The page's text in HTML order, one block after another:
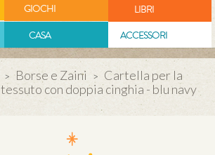
GIOCHI
LIBRI
CASA ACCESSORI
> Borse e Zaini > Cartella per la
con doppia cinghia - blu navy